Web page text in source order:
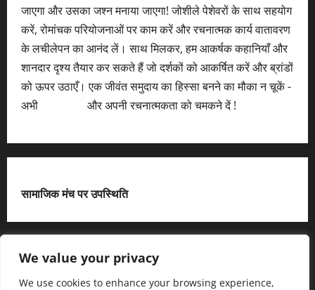
We value your privacy
We use cookies to enhance your browsing experience,
जाएगा और उसका जश्न मनाया जाएगा! जोशीले पेशेवरों के साथ सहयोग
करें, रोमांचक परियोजनाओं पर काम करें और रचनात्मक कार्य वातावरण
के लचीलेपन का आनंद लें। साथ मिलकर, हम आकर्षक कहानियाँ और
शानदार दृश्य तैयार कर सकते हैं जो दर्शकों को आकर्षित करें और ब्रांडों
को ऊपर उठाएँ। एक जीवंत समुदाय का हिस्सा बनने का मौका न चूकें -
अभी
और अपनी रचनात्मकता को चमकने दें !
सामाजिक मंच पर उपस्थिति
X